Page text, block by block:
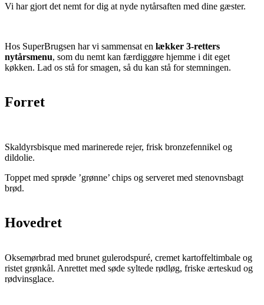
Vi har gjort det nemt for dig at nyde nytårsaften med dine gæster.
Hos SuperBrugsen har vi sammensat en lækker 3-retters
nytårsmenu, som du nemt kan færdiggøre hjemme i dit eget
køkken. Lad os stå for smagen, så du kan stå for stemningen.
Forret
Skaldyrsbisque med marinerede rejer, frisk bronzefennikel og
dildolie.
Toppet med sprøde ’grønne’ chips og serveret med stenovnsbagt
brød.
Hovedret
Oksemørbrad med brunet gulerodspuré, cremet kartoffeltimbale og
ristet grønkål. Anrettet med søde syltede rødløg, friske ærteskud og
rødvinsglace.